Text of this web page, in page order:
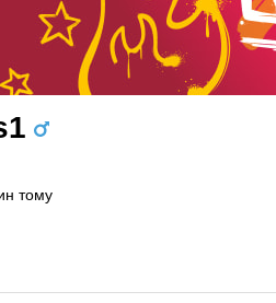
тому